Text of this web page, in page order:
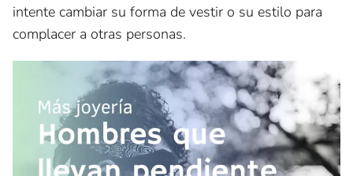
intente cambiar su forma de vestir o su estilo para
complacer a otras personas.